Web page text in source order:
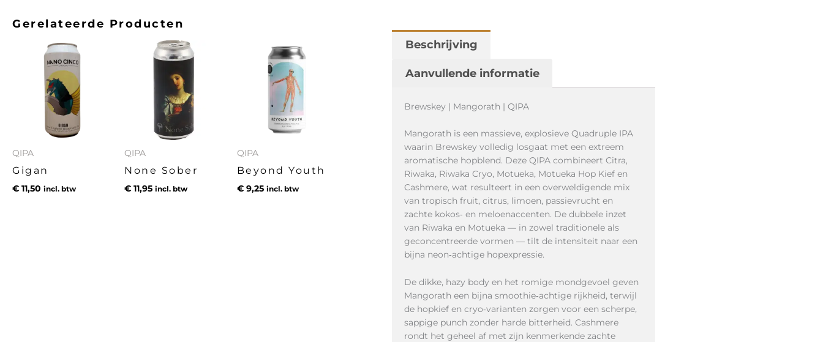
Gerelateerde Producten
QIPA
Gigan
€ 11,50 incl. btw
QIPA
None Sober
€ 11,95 incl. btw
QIPA
Beyond Youth
€9,25 incl. btw
Beschrijving
Aanvullende informatie
Brewskey | Mangorath | QIPA
Mangorath is een massieve, explosieve Quadruple IPA
waarin Brewskey volledig losgaat met een extreem
aromatische hopblend. Deze QIPA combineert Citra,
Riwaka, Riwaka Cryo, Motueka, Motueka Hop Kief en
Cashmere, wat resulteert in een overweldigende mix
van tropisch fruit, citrus, limoen, passievrucht en
zachte kokos‑ en meloenaccenten. De dubbele inzet
van Riwaka en Motueka — in zowel traditionele als
geconcentreerde vormen — tilt de intensiteit naar een
bijna neon‑achtige hopexpressie.
De dikke, hazy body en het romige mondgevoel geven
Mangorath een bijna smoothie‑achtige rijkheid, terwijl
de hopkief en cryo‑varianten zorgen voor een scherpe,
sappige punch zonder harde bitterheid. Cashmere
rondt het geheel af met zijn kenmerkende zachte